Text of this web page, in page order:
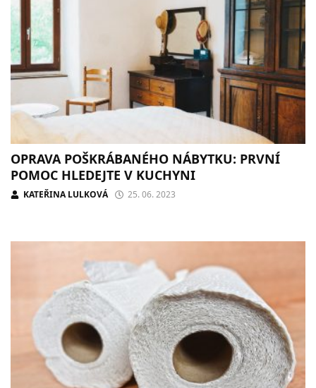
OPRAVA POŠKRÁBANÉHO NÁBYTKU: PRVNÍ
POMOC HLEDEJTE V KUCHYNI
KATEŘINA LULKOVÁ 25. 06. 2023